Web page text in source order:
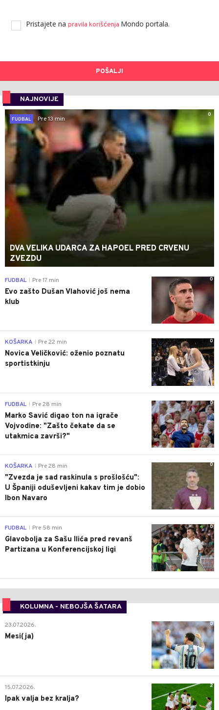
Pristajete na pravila korišćenja Mondo portala.
POŠALJI
NAJNOVIJE
0
FUDBAL
Pre 13 min
DVA VELIKA UDARCA ZA HAPOEL PRED CRVENU
ZVEZDU
0
FUDBAL Pre 17 min
Evo zašto Dušan Vlahović još nema
klub
0
KOŠARKA Pre 22 min
Novica Veličković: oženio poznatu
sportistkinju
0
FUDBAL Pre 28 min
Marko Savić digao ton na igrače
Vojvodine: "Zašto čekate da se
utakmica završi?"
0
KOŠARKA Pre 28 min
"Zvezda je sad raskinula s prošlošću":
U Španiji oduševljeni kakav tim je dobio
Ibon Navaro
0
FUDBAL Pre 58 min
Glavobolja za Sašu Ilića pred revanš
Partizana u Konferencijskoj ligi
KOLUMNA - NEBOJŠA ŠATARA
0
23.07.2026.
Mesi(ja)
2
15.07.2026.
Ipak valja bez kralja?